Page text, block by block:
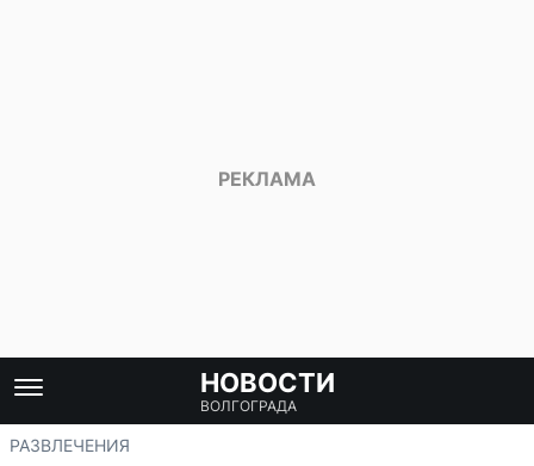
НОВОСТИ
ВОЛГОГРАДА
РАЗВЛЕЧЕНИЯ